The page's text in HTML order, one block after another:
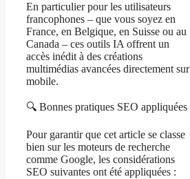
En particulier pour les utilisateurs
francophones – que vous soyez en
France, en Belgique, en Suisse ou au
Canada – ces outils IA offrent un
accès inédit à des créations
multimédias avancées directement sur
mobile.
🔍 Bonnes pratiques SEO appliquées
Pour garantir que cet article se classe
bien sur les moteurs de recherche
comme Google, les considérations
SEO suivantes ont été appliquées :